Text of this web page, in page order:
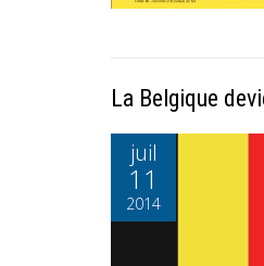
La Belgique
juil
11
2014